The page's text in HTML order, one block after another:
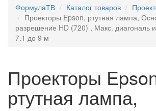
ФормулаТВ Каталог товаров
Проекторы Epson, ртутная лампа,
разрешение HD (720) , Макс. диагональ
7.1 до 9 м
Проекторы
ртутная лампа,